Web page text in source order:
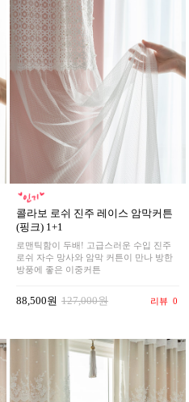
콜라보 로쉬 진주 레이스 암막커튼
(핑크) 1+1
로맨틱함이 두배! 고급스러운 수입 진주
로쉬 자수 망사와 암막 커튼이 만나 방한
방풍에 좋은 이중커튼
88,500원 127,000원 리뷰 0